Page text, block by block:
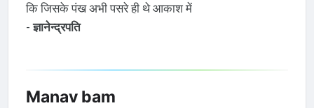
कि जिसके पंख अभी पसरे ही थे आकाश में
-ज्ञानेन्द्रपति
Manav bam